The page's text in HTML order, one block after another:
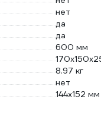
нет
да
да
600 мм
8.97 кг
нет
144x152 мм